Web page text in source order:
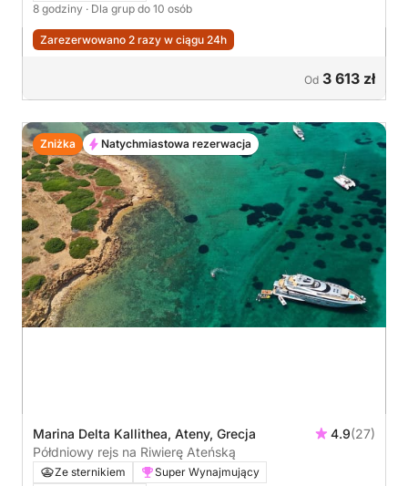
8 godziny · Dla grup do 10 osób
Zarezerwowano 2 razy w ciągu 24h
Od 3 613 zł
Marina Delta Kallithea, Ateny, Grecja 4.9(27)
Półdniowy rejs na Riwierę Ateńską
Ze sternikiem
Super Wynajmujący
Zniżka Natychmiastowa rezerwacja